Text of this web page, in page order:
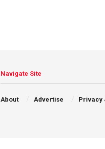
Navigate Site
About Advertise Privacy